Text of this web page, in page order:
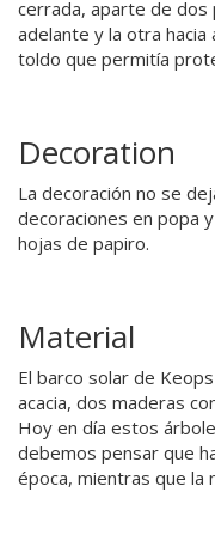
cerrada, aparte de dos
adelante y la otra hacia
toldo que permitía
Decoration
La decoración no se
decoraciones en popa
hojas de papiro.
Material
El barco solar de
acacia, dos maderas
Hoy en día estos
debemos pensar que
época, mientras que la